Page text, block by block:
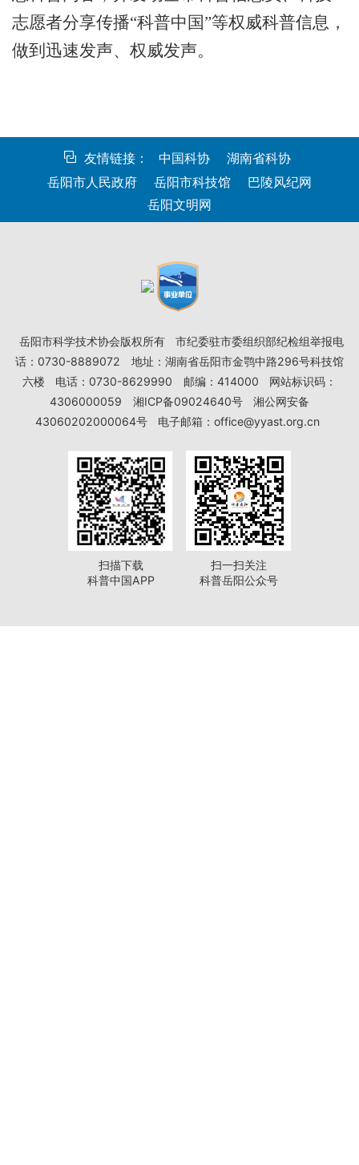
志愿者分享传播“科普中国”等权威科普信息，
做到迅速发声、权威发声。
友情链接： 中国科协
湖南省科协
岳阳市人民政府
岳阳市科技馆
巴陵风纪网
岳阳文明网
岳阳市科学技术协会版权所有
市纪委驻市委组织部纪检组举报电
话：0730-8889072
地址：湖南省岳阳市金鹗中路296号科技馆
六楼
电话：0730-8629990 邮编：414000
网站标识码：
4306000059
湘ICP备09024640号
湘公网安备
43060202000064号
电子邮箱：office@yyast.org.cn
扫描下载
科普中国APP
扫一扫关注
科普岳阳公众号